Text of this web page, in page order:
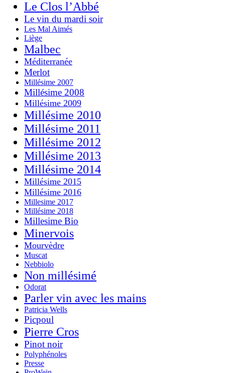
Le Clos l’Abbé
Le vin du mardi soir
Les Mal Aimés
Liège
Malbec
Méditerranée
Merlot
Millésime 2007
Millésime 2008
Millésime 2009
Millésime 2010
Millésime 2011
Millésime 2012
Millésime 2013
Millésime 2014
Millésime 2015
Millésime 2016
Millesime 2017
Millésime 2018
Millesime Bio
Minervois
Mourvèdre
Muscat
Nebbiolo
Non millésimé
Odorat
Parler vin avec les mains
Patricia Wells
Picpoul
Pierre Cros
Pinot noir
Polyphénoles
Presse